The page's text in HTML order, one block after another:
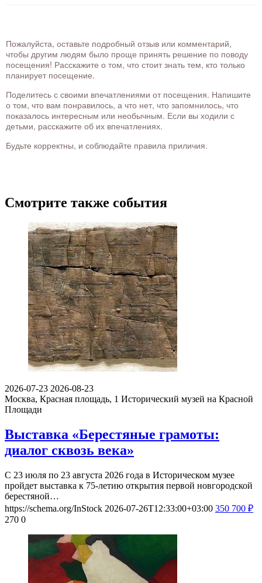
Пожалуйста, оставьте подробный отзыв или комментарий,
чтобы другим людям было проще принять решение по поводу
посещения! Расскажите о том, что стоит знать тем, кто только
планирует посещение.
Поделитесь с своими впечатлениями от посещения. Напишите
о том, что вам понравилось, а что нет, что запомнилось, что
показалось интересным или необычным. Если вы ходили с
детьми, расскажите об их впечатлениях.
Будьте корректны, и соблюдайте правила приличия.
Смотрите также события
2026-07-23 2026-08-23
Москва, Красная площадь, 1 Исторический музей на Красной
Площади
Выставка «Берестяные грамоты:
диалог сквозь века»
С 23 июля по 23 августа 2026 года в Историческом музее
пройдет выставка к 75-летию открытия первой новгородской
берестяной…
https://schema.org/InStock 2026-07-26T12:33:00+03:00 350 700 ₽
270 0